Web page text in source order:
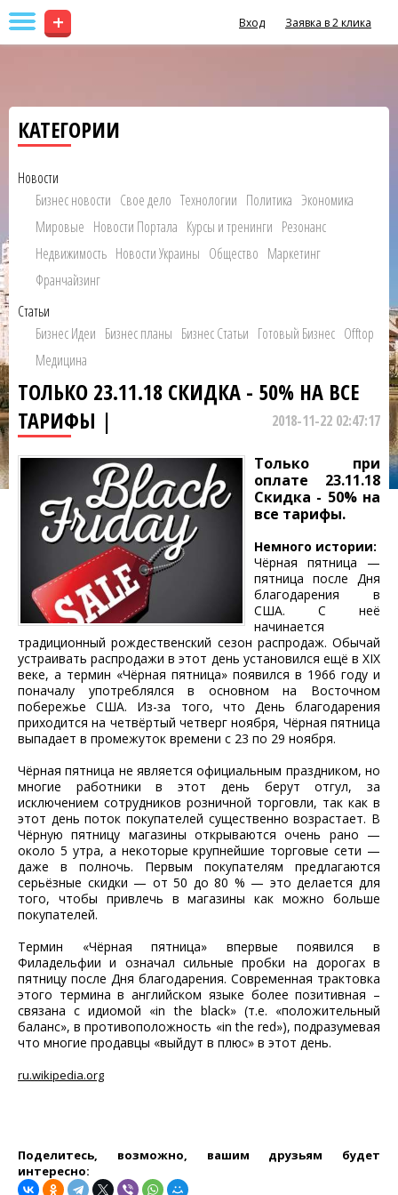
+ Вход Заявка в 2 клика
КАТЕГОРИИ
Новости
Бизнес новости Свое дело Технологии Политика Экономика
Мировые Новости Портала Курсы и тренинги Резонанс
Недвижимость Новости Украины Общество Маркетинг
Франчайзинг
Статьи
Бизнес Идеи Бизнес планы Бизнес Статьи Готовый Бизнес Offtop
Медицина
ТОЛЬКО 23.11.18 СКИДКА - 50% НА ВСЕ
ТАРИФЫ |
2018-11-22 02:47:17
Только при
оплате 23.11.18
Скидка - 50% на
все тарифы.
Немного истории:
Чёрная пятница —
пятница после Дня
благодарения в
США. С неё
начинается
традиционный рождественский сезон распродаж. Обычай
устраивать распродажи в этот день установился ещё в XIX
веке, а термин «Чёрная пятница» появился в 1966 году и
поначалу употреблялся в основном на Восточном
побережье США. Из-за того, что День благодарения
приходится на четвёртый четверг ноября, Чёрная пятница
выпадает в промежуток времени с 23 по 29 ноября.
Чёрная пятница не является официальным праздником, но
многие работники в этот день берут отгул, за
исключением сотрудников розничной торговли, так как в
этот день поток покупателей существенно возрастает. В
Чёрную пятницу магазины открываются очень рано —
около 5 утра, а некоторые крупнейшие торговые сети —
даже в полночь. Первым покупателям предлагаются
серьёзные скидки — от 50 до 80 % — это делается для
того, чтобы привлечь в магазины как можно больше
покупателей.
Термин «Чёрная пятница» впервые появился в
Филадельфии и означал сильные пробки на дорогах в
пятницу после Дня благодарения. Современная трактовка
этого термина в английском языке более позитивная –
связана с идиомой «in the black» (т.е. «положительный
баланс», в противоположность «in the red»), подразумевая
что многие продавцы «выйдут в плюс» в этот день.
ru.wikipedia.org
Поделитесь, возможно, вашим друзьям будет
интересно: